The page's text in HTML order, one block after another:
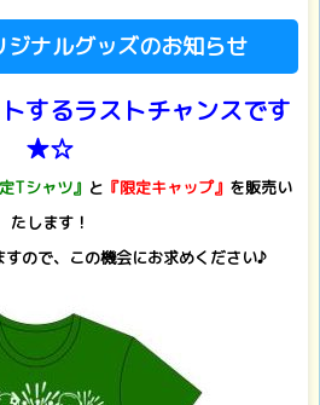
ナルグッズのお知らせ
するラストチャンスです
★☆
Tシャツ』 と 『限定キャップ』 を販売い
たします！
ので、この機会にお求めください♪